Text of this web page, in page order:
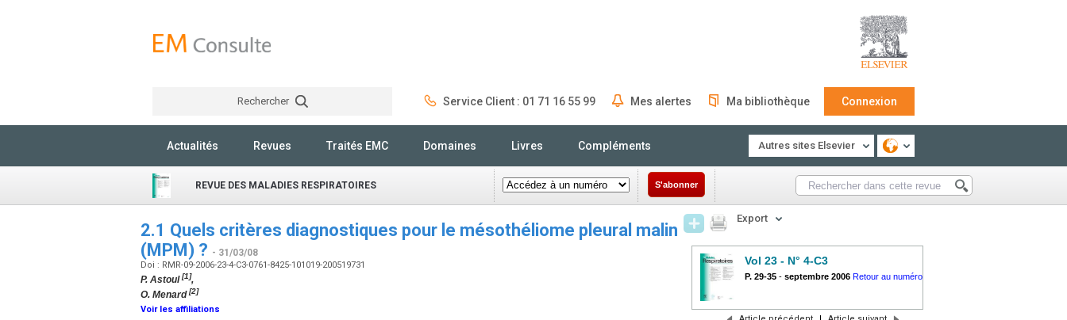
Rechercher Service Client : 01 71 16 55 99 Mes alertes Ma bibliothèque Connexion
Actualités Revues Traités EMC Domaines Livres Compléments Autres sites Elsevier
REVUE DES MALADIES RESPIRATOIRES S'abonner
2.1 Quels critères diagnostiques pour le mésothéliome pleural malin
(MPM) ? - 31/03/08
Doi : RMR-09-2006-23-4-C3-0761-8425-101019-200519731
P. Astoul[1],
O. Menard[2]
Voir les affiliations
Export
Vol 23 - N° 4-C3
P. 29-35 - septembre 2006 Retour au numéro